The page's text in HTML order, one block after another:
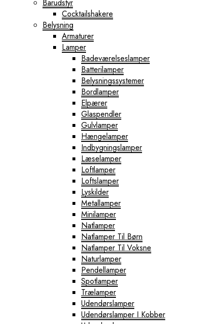
Barudstyr
Cocktailshakere
Belysning
Armaturer
Lamper
Badeværelseslamper
Batterilamper
Belysningssystemer
Bordlamper
Elpærer
Glaspendler
Gulvlamper
Hængelamper
Indbygningslamper
Læselamper
Loftlamper
Loftslamper
Lyskilder
Metallamper
Minilamper
Natlamper
Natlamper Til Børn
Natlamper Til Voksne
Naturlamper
Pendellamper
Spotlamper
Trælamper
Udendørslamper
Udendørslamper I Kobber